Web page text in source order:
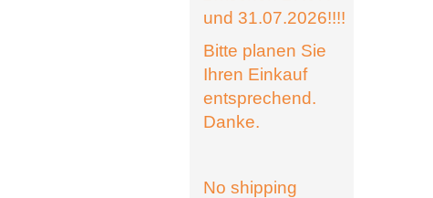
und 31.07.2026!!!!
Bitte planen Sie
Ihren Einkauf
entsprechend.
Danke.
No shipping